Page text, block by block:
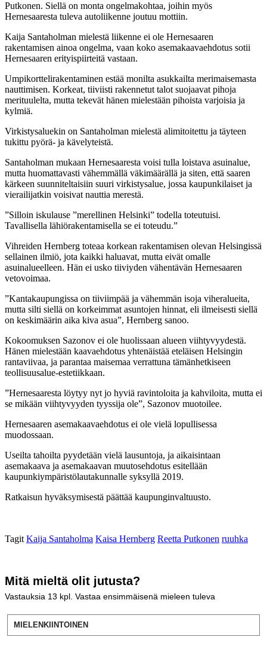
Putkonen. Siellä on monta ongelmakohtaa, joihin myös
Hernesaaresta tuleva autoliikenne joutuu mottiin.
Kaija Santaholman mielestä liikenne ei ole Hernesaaren
rakentamisen ainoa ongelma, vaan koko asemakaavaehdotus sotii
Hernesaaren erityispiirteitä vastaan.
Umpikorttelirakentaminen estää monilta asukkailta merimaisemasta
nauttimisen. Korkeat, tiiviisti rakennetut talot suojaavat pihoja
merituulelta, mutta tekevät hänen mielestään pihoista varjoisia ja
kylmiä.
Virkistysaluekin on Santaholman mielestä alimitoitettu ja täyteen
tukittu pyörä- ja kävelyteistä.
Santaholman mukaan Hernesaaresta voisi tulla loistava asuinalue,
mutta huomattavasti vähemmällä väkimäärällä ja siten, että saaren
kärkeen suunniteltaisiin suuri virkistysalue, jossa kaupunkilaiset ja
vierailijatkin voisivat nauttia merestä.
”Silloin iskulause ”merellinen Helsinki” todella toteutuisi.
Tavallisella lähiörakentamisella se ei toteudu.”
Vihreiden Hernberg toteaa korkean rakentamisen olevan Helsingissä
sellainen ilmiö, jota kaikki haluavat, mutta eivät omalle
asuinalueelleen. Hän ei usko tiiviyden vähentävän Hernesaaren
vetovoimaa.
”Kantakaupungissa on tiiviimpää ja vähemmän isoja viheralueita,
mutta silti siellä on korkeimmat asuntojen hinnat, eli ilmeisesti siellä
on keskimäärin aika kiva asua”, Hernberg sanoo.
Kokoomuksen Sazonov ei ole huolissaan alueen viihtyvyydestä.
Hänen mielestään kaavaehdotus yhtenäistää eteläisen Helsingin
rantaviivaa, ja parantaa maisemaa verrattuna tämänhetkiseen
teollisuusalue-estetiikkaan.
”Hernesaaresta löytyy nyt jo hyviä ravintoloita ja kahviloita, mutta ei
se mikään viihtyvyyden tyyssija ole”, Sazonov muotoilee.
Hernesaaren asemakaavaehdotus ei ole vielä lopullisessa
muodossaan.
Useilta tahoilta pyydetään vielä lausuntoja, ja aikaisintaan
asemakaava ja asemakaavan muutosehdotus esitellään
kaupunkiympäristölautakunnalle syksyllä 2019.
Ratkaisun hyväksymisestä päättää kaupunginvaltuusto.
Tagit Kaija Santaholma Kaisa Hernberg Reetta Putkonen ruuhka
Mitä mieltä olit jutusta?
Vastauksia 13 kpl. Vastaa ensimmäisenä mieleen tuleva
MIELENKIINTOINEN